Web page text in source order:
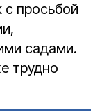
с просьбой
садами.
трудно